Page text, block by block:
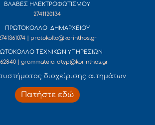
ΒΛΑΒΕΣ ΗΛΕΚΤΡΟΦΩΤΙΣΜΟΥ
2741120134
ΠΡΩΤΟΚΟΛΛΟ ΔΗΜΑΡΧΕΙΟΥ
| protokollo@korinthos.gr
ΤΕΧΝΙΚΩΝ ΥΠΗΡΕΣΙΩΝ
| grammateia_dtyp@korinthos.gr
διαχείρισης αιτημάτων
Πατήστε εδώ